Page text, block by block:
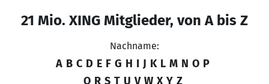
21 Mio. XING Mitglieder, von A bis Z
Nachname:
A B C D E F G H I J K L M N O P
Q R S T U V W X Y Z